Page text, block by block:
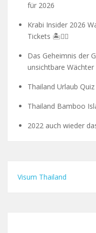
für 2026
Krabi Insider 2026
Tickets 🏝️🧗‍♂️
Das Geheimnis der
unsichtbare
Thailand Urlaub Quiz
Thailand Bamboo
2022 auch wieder
Visum Thailand